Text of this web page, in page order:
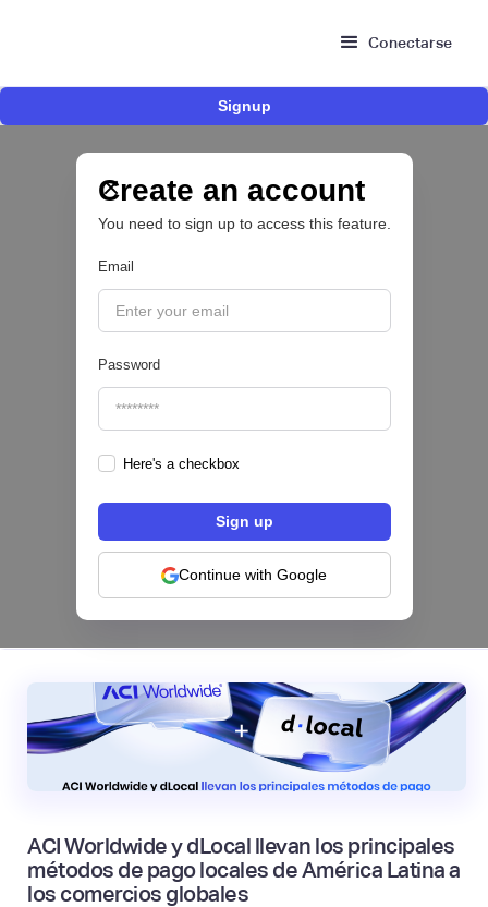
Conectarse
Signup
Create an account
You need to sign up to access this feature.
Email
Password
Here's a checkbox
Continue with Google
fraude, identidad e IA que marcarán el futuro
del sector financiero
Sofía Neira Gómez
Los bancos se están dividiendo en dos
categorías frente a la IA | Mambu
ACI Worldwide y dLocal llevan los principales
métodos de pago locales de América Latina a
los comercios globales